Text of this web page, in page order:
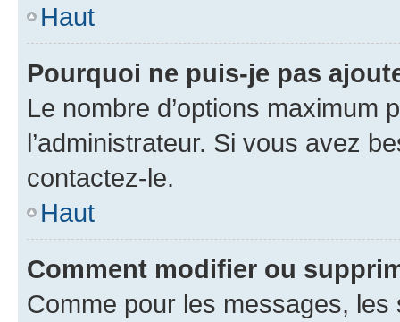
Haut
Pourquoi ne puis-je pas
Le nombre d’options maximum
l’administrateur. Si vous avez
contactez-le.
Haut
Comment modifier ou
Comme pour les messages,